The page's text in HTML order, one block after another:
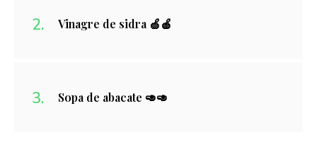
Vinagre de sidra 🍏🍎
Sopa de abacate 🥑🥑